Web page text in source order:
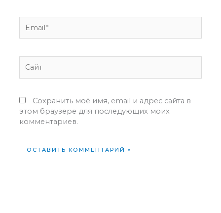
Сохранить моё имя, email и адрес сайта в
этом браузере для последующих моих
комментариев.